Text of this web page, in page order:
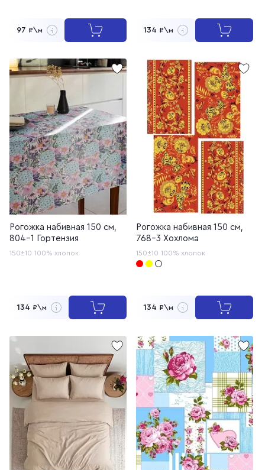
97 ₽\м 134 ₽\м
Рогожка набивная 150 см,
804-1 Гортензия
150±10 100% хлопок
134 ₽\м
Рогожка набивная 150 см,
768-3 Хохлома
150±10 100% хлопок
134 ₽\м